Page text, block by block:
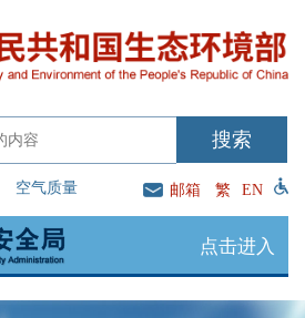
空气质量 邮箱 繁 EN
点击进入